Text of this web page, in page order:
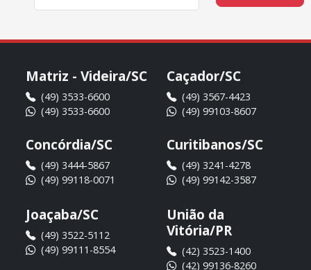
Matriz - Videira/SC
(49) 3533-6600
(49) 3533-6600
Caçador/SC
(49) 3567-4423
(49) 99103-8607
Concórdia/SC
(49) 3444-5867
(49) 99118-0071
Curitibanos/SC
(49) 3241-4278
(49) 99142-3587
Joaçaba/SC
(49) 3522-5112
(49) 99111-8554
União da
Vitória/PR
(42) 3523-1400
(42) 99136-8260